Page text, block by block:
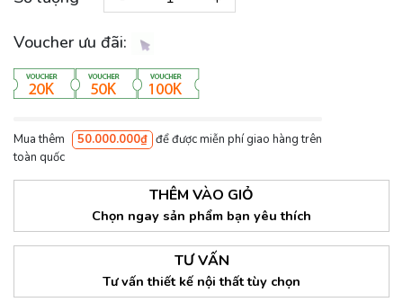
Voucher ưu đãi:
Mua thêm 50.000.000₫ để được miễn phí giao hàng trên
toàn quốc
THÊM VÀO GIỎ
Chọn ngay sản phẩm bạn yêu thích
TƯ VẤN
Tư vấn thiết kế nội thất tùy chọn